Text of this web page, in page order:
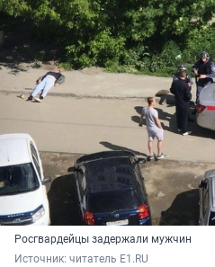
Росгвардейцы задержали мужчин
Источник: читатель E1.RU